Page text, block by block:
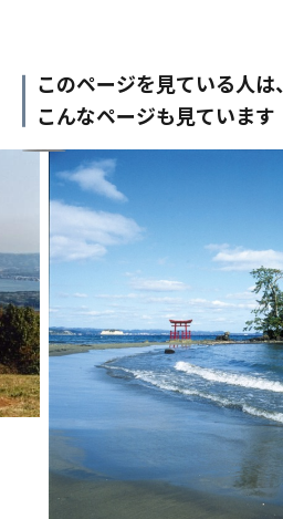
このページを見ている人は、
こんなページも見ています